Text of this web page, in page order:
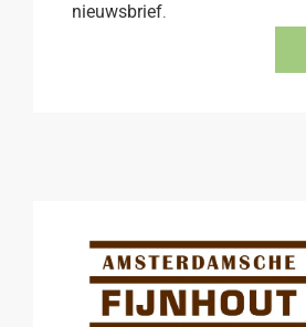
nieuwsbrief.